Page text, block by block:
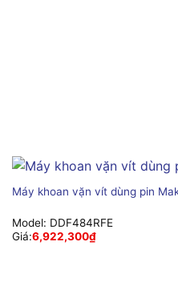
Máy khoan vặn vít dùng pin
Model: DDF484RFE
Giá:6,922,300₫